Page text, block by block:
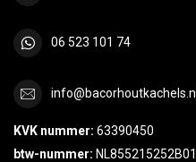
06 523 101 74
info@bacorhoutkachels.nl
KVK nummer: 63390450
btw-nummer: NL855215252B01